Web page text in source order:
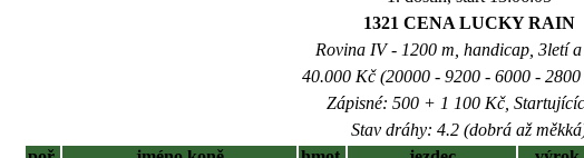
1321 CENA LUCKY RAIN
Rovina IV - 1200 m, handicap, 3letí
40.000 Kč (20000 - 9200 - 6000 -
Zápisné: 500 + 1 100 Kč,
Stav dráhy: 4.2 (dobrá až